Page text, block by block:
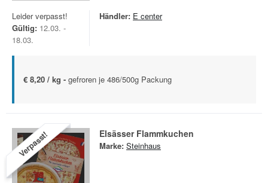
Leider verpasst!
Gültig: 12.03. -
18.03.
Händler: E center
€ 8,20 / kg - gefroren je 486/500g Packung
Verpasst! Elsässer Flammkuchen
Marke: Steinhaus